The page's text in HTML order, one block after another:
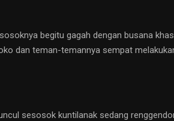
begitu gagah dengan busana
dan teman-temannya sempat
sesosok kuntilanak sedang